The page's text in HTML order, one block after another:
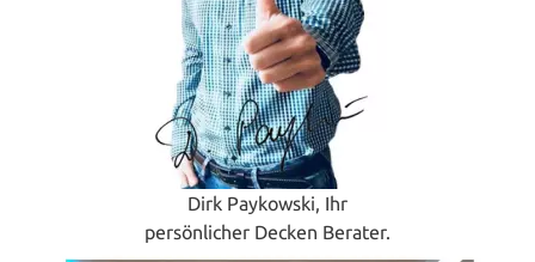
Dirk Paykowski, Ihr
persönlicher Decken Berater.